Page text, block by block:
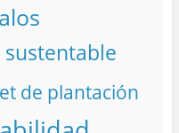
sustentable
de plantación